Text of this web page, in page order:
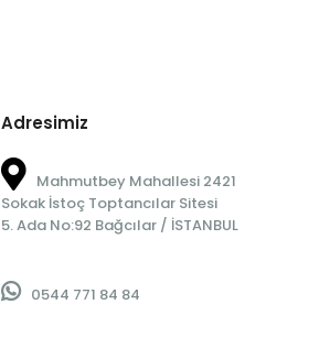
Adresimiz
Mahmutbey Mahallesi 2421
Sokak İstoç Toptancılar Sitesi
5. Ada No:92 Bağcılar / İSTANBUL
0544 771 84 84